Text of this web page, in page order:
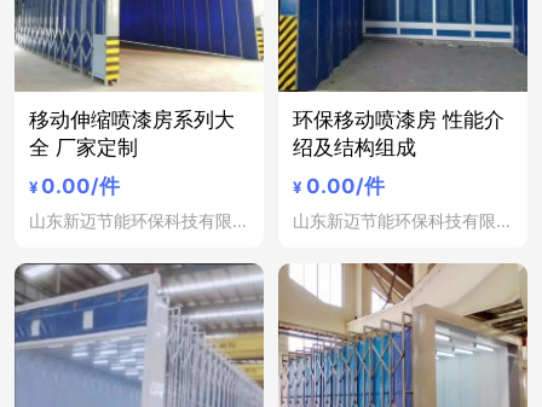
移动伸缩喷漆房系列大
全 厂家定制
¥ 0.00/件
山东新迈节能环保科技有限公司
环保移动喷漆房 性能介
绍及结构组成
¥ 0.00/件
山东新迈节能环保科技有限公司